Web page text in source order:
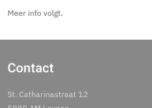
Meer info volgt.
Contact
St. Catharinastraat 12